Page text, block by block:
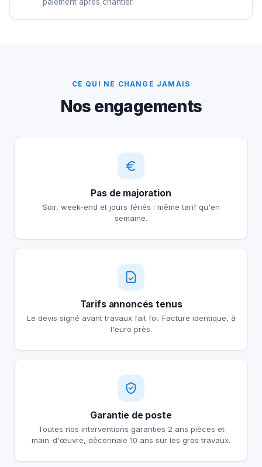
paiement après chantier.
CE QUI NE CHANGE JAMAIS
Nos engagements
Pas de majoration
Soir, week-end et jours fériés : même tarif qu'en
semaine.
Tarifs annoncés tenus
Le devis signé avant travaux fait foi. Facture identique, à
l'euro près.
Garantie de poste
Toutes nos interventions garanties 2 ans pièces et
main-d'œuvre, décennale 10 ans sur les gros travaux.